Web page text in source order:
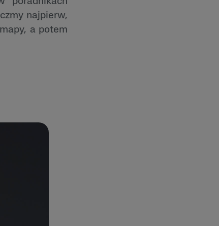
najpierw,
a potem